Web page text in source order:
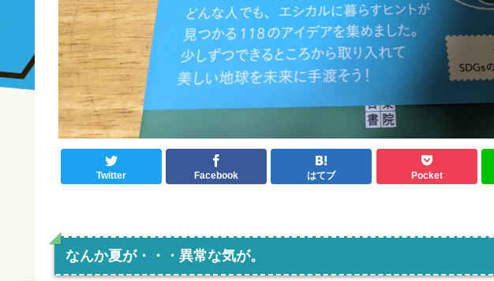
Twitter Facebook はてブ Pocket
なんか夏が・・・異常な気が。